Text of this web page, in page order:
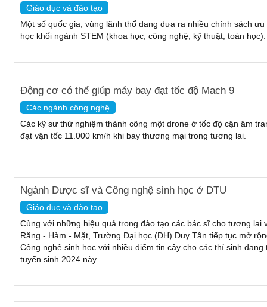
Giáo dục và đào tạo
Một số quốc gia, vùng lãnh thổ đang đưa ra nhiều chính sách
học khối ngành STEM (khoa học, công nghệ, kỹ thuật, toán học).
Động cơ có thể giúp máy bay đạt tốc độ Mach 9
Các ngành công nghệ
Các kỹ sư thử nghiệm thành công một drone ở tốc độ cận âm
đạt vận tốc 11.000 km/h khi bay thương mại trong tương lai.
Ngành Dược sĩ và Công nghệ sinh học ở DTU
Giáo dục và đào tạo
Cùng với những hiệu quả trong đào tạo các bác sĩ cho tương lai
Răng - Hàm - Mặt, Trường Đại học (ĐH) Duy Tân tiếp tục mở
Công nghệ sinh học với nhiều điểm tin cậy cho các thí sinh
tuyển sinh 2024 này.